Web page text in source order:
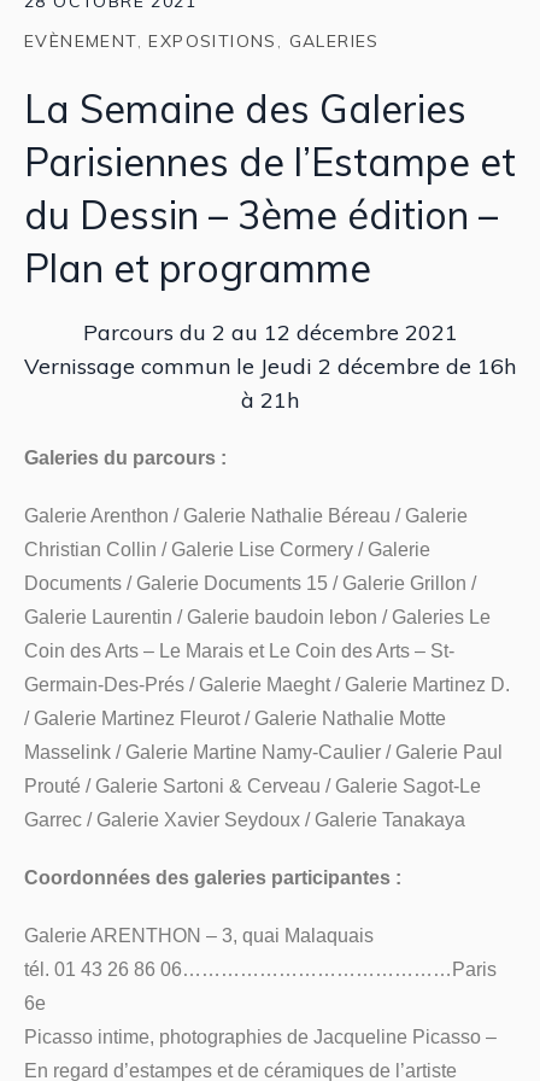
EVÈNEMENT,EXPOSITIONS , GALERIES
La Semaine des Galeries
Parisiennes de l’Estampe et
du Dessin – 3ème édition –
Plan et programme
Parcours du 2 au 12 décembre 2021
Vernissage commun le Jeudi 2 décembre de 16h
à 21h
Galeries du parcours :
Galerie Arenthon / Galerie Nathalie Béreau / Galerie
Christian Collin / Galerie Lise Cormery / Galerie
Documents / Galerie Documents 15 / Galerie Grillon /
Galerie Laurentin / Galerie baudoin lebon / Galeries Le
Coin des Arts – Le Marais et Le Coin des Arts – St-
Germain-Des-Prés / Galerie Maeght / Galerie Martinez D.
/ Galerie Martinez Fleurot / Galerie Nathalie Motte
Masselink / Galerie Martine Namy-Caulier / Galerie Paul
Prouté / Galerie Sartoni & Cerveau / Galerie Sagot-Le
Garrec / Galerie Xavier Seydoux / Galerie Tanakaya
Coordonnées des galeries participantes :
Galerie ARENTHON – 3, quai Malaquais
tél. 01 43 26 86 06……………………………………Paris
6e
Picasso intime, photographies de Jacqueline Picasso –
En regard d’estampes et de céramiques de l’artiste